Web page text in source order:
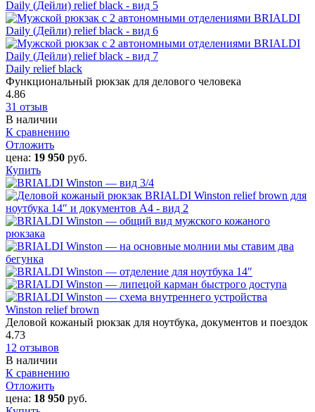
Daily relief black
Функциональный рюкзак для делового человека
4.86
31 отзыв
В наличии
К сравнению
Отложить
цена: 19 950 руб.
Купить
Winston relief brown
Деловой кожаный рюкзак для ноутбука, документов и поездок
4.73
12 отзывов
В наличии
К сравнению
Отложить
цена: 18 950 руб.